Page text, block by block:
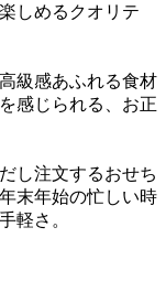
しめるクオリテ
級感あふれる食材
感じられる、お正
し注文するおせち
末年始の忙しい時
軽さ。